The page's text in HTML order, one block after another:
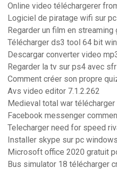
Online video téléchargerer
Logiciel de piratage wifi sur pc
Regarder un film en
Télécharger ds3 tool 64 bit
Descargar converter video
Regarder la tv sur ps4 avec sfr
Comment créer son propre
Avs video editor 7.1.2.262
Medieval total war télécharger
Facebook messenger
Telecharger need for speed
Installer skype sur pc
Microsoft office 2020 gratuit
Bus simulator 18 télécharger